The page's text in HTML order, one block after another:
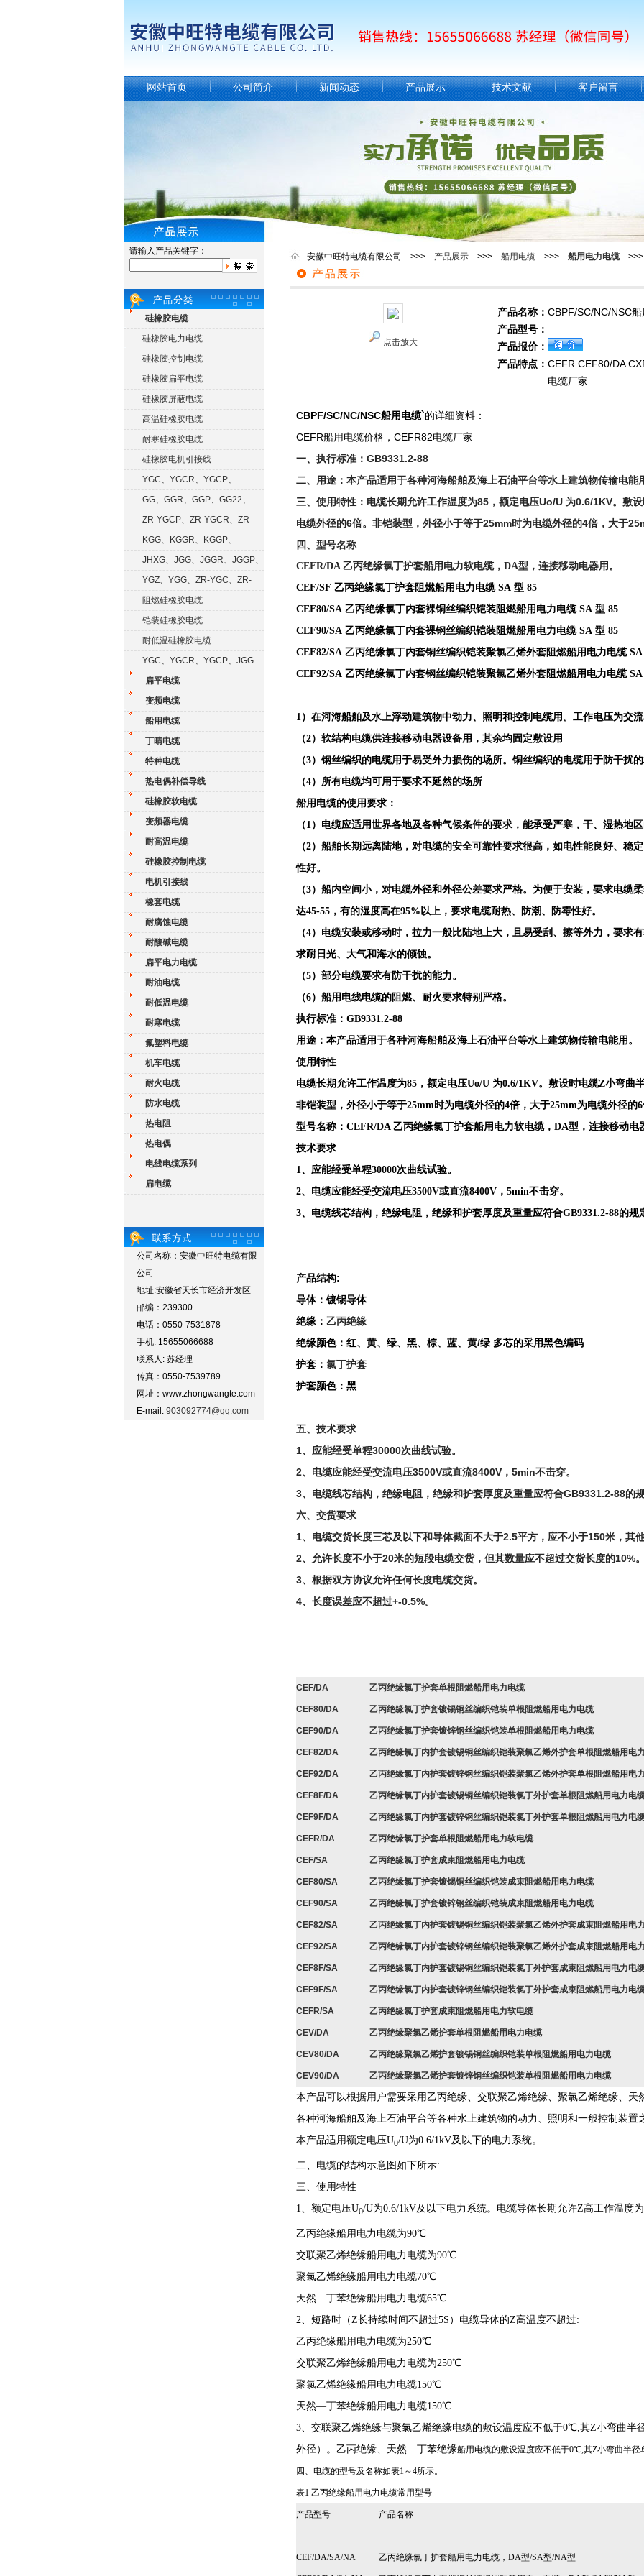
网站首页 公司简介 新闻动态 产品展示 技术文献 客户留言
请输入产品关键字：
硅橡胶电缆
硅橡胶电力电缆
硅橡胶控制电缆
硅橡胶扁平电缆
硅橡胶屏蔽电缆
高温硅橡胶电缆
耐寒硅橡胶电缆
硅橡胶电机引接线
YGC、YGCR、YGCP、
YGCRP
GG、GGR、GGP、GG22、
GGRP
ZR-YGCP、ZR-YGCR、ZR-
YGCRP
KGG、KGGR、KGGP、
KGGRP
JHXG、JGG、JGGR、JGGP、
JGGFYGZ、YGG、ZR-YGC、ZR-
KGG阻燃硅橡胶电缆
铠装硅橡胶电缆
耐低温硅橡胶电缆
YGC、YGCR、YGCP、JGG
扁平电缆
变频电缆
船用电缆
丁晴电缆
特种电缆
热电偶补偿导线
硅橡胶软电缆
变频器电缆
耐高温电缆
硅橡胶控制电缆
电机引接线
橡套电缆
耐腐蚀电缆
耐酸碱电缆
扁平电力电缆
耐油电缆
耐低温电缆
耐寒电缆
氟塑料电缆
机车电缆
耐火电缆
防水电缆
热电阻
热电偶
电线电缆系列
扁电缆
公司名称：安徽中旺特电缆有限
公司
地址:安徽省天长市经济开发区
邮编：239300
电话：0550-7531878
手机: 15655066688
联系人: 苏经理
传真：0550-7539789
网址：www.zhongwangte.com
E-mail: 903092774@qq.com
安徽中旺特电缆有限公司 >>> 产品展示 >>> 船用电缆 >>> 船用电力电缆>>>
点击放大
产品名称： CBPF/SC/NC/NSC
产品型号：
产品报价：
产品特点： CEFR CEF80/DA
电缆厂家
CBPF/SC/NC/NSC船用电缆`的详细资料：
CEFR船用电缆价格，CEFR82电缆厂家
一、执行标准：GB9331.2-88
二、用途：本产品适用于各种河海船舶及海上石油平台等水上建筑物传输电能
三、使用特性：电缆长期允许工作温度为85，额定电压Uo/U 为0.6/1KV。敷
电缆外径的6倍。非铠装型，外径小于等于25mm时为电缆外径的4倍，大于
四、型号名称
CEFR/DA 乙丙绝缘氯丁护套船用电力软电缆，DA型，连接移动电器用。
CEF/SF 乙丙绝缘氯丁护套阻燃船用电力电缆 SA 型 85
CEF80/SA 乙丙绝缘氯丁内套裸铜丝编织铠装阻燃船用电力电缆 SA 型 85
CEF90/SA 乙丙绝缘氯丁内套裸钢丝编织铠装阻燃船用电力电缆 SA 型 85
CEF82/SA 乙丙绝缘氯丁内套铜丝编织铠装聚氯乙烯外套阻燃船用电力电缆 SA
CEF92/SA 乙丙绝缘氯丁内套钢丝编织铠装聚氯乙烯外套阻燃船用电力电缆 SA
1）在河海船舶及水上浮动建筑物中动力、照明和控制电缆用。工作电压为交
（2）软结构电缆供连接移动电器设备用，其余均固定敷设用
（3）钢丝编织的电缆用于易受外力损伤的场所。铜丝编织的电缆用于防干扰
（4）所有电缆均可用于要求不延然的场所
船用电缆的使用要求：
（1）电缆应适用世界各地及各种气候条件的要求，能承受严寒，干、湿热地区
（2）船舶长期远离陆地，对电缆的安全可靠性要求很高，如电性能良好、稳
性好。
（3）船内空间小，对电缆外径和外径公差要求严格。为便于安装，要求电缆
达45-55，有的湿度高在95%以上，要求电缆耐热、防潮、防霉性好。
（4）电缆安装或移动时，拉力一般比陆地上大，且易受刮、擦等外力，要求
求耐日光、大气和海水的倾蚀。
（5）部分电缆要求有防干扰的能力。
（6）船用电线电缆的阻燃、耐火要求特别严格。
执行标准： GB9331.2-88
用途：本产品适用于各种河海船舶及海上石油平台等水上建筑物传输电能用。
使用特性
电缆长期允许工作温度为85，额定电压Uo/U 为0.6/1KV。敷设时电缆Z小弯曲
非铠装型，外径小于等于25mm时为电缆外径的4倍，大于25mm为电缆外径的6
型号名称： CEFR/DA 乙丙绝缘氯丁护套船用电力软电缆，DA型，连接移动电
技术要求
1、应能经受单程30000次曲线试验。
2、电缆应能经受交流电压3500V或直流8400V，5min不击穿。
3、电缆线芯结构，绝缘电阻，绝缘和护套厚度及重量应符合GB9331.2-88的规
产品结构:
导体：镀锡导体
绝缘： 乙丙绝缘
绝缘颜色：红、黄、绿、黑、棕、蓝、黄/绿 多芯的采用黑色编码
护套： 氯丁护套
护套颜色：黑
五、技术要求
1、应能经受单程30000次曲线试验。
2、电缆应能经受交流电压3500V或直流8400V，5min不击穿。
3、电缆线芯结构，绝缘电阻，绝缘和护套厚度及重量应符合GB9331.2-88的规
六、交货要求
1、电缆交货长度三芯及以下和导体截面不大于2.5平方，应不小于150米，其他
2、允许长度不小于20米的短段电缆交货，但其数量应不超过交货长度的10%。
3、根据双方协议允许任何长度电缆交货。
4、长度误差应不超过+-0.5%。
CEF/DA 乙丙绝缘氯丁护套单根阻燃船用电力电缆
CEF80/DA 乙丙绝缘氯丁护套镀锡铜丝编织铠装单根阻燃船用电力电缆
CEF90/DA 乙丙绝缘氯丁护套镀锌钢丝编织铠装单根阻燃船用电力电缆
CEF82/DA 乙丙绝缘氯丁内护套镀锡铜丝编织铠装聚氯乙烯外护套单根阻燃船用电
CEF92/DA 乙丙绝缘氯丁内护套镀锌钢丝编织铠装聚氯乙烯外护套单根阻燃船用电
CEF8F/DA 乙丙绝缘氯丁内护套镀锡铜丝编织铠装氯丁外护套单根阻燃船用电力电
CEF9F/DA 乙丙绝缘氯丁内护套镀锌钢丝编织铠装氯丁外护套单根阻燃船用电力电
CEFR/DA 乙丙绝缘氯丁护套单根阻燃船用电力软电缆
CEF/SA 乙丙绝缘氯丁护套成束阻燃船用电力电缆
CEF80/SA 乙丙绝缘氯丁护套镀锡铜丝编织铠装成束阻燃船用电力电缆
CEF90/SA 乙丙绝缘氯丁护套镀锌钢丝编织铠装成束阻燃船用电力电缆
CEF82/SA 乙丙绝缘氯丁内护套镀锡铜丝编织铠装聚氯乙烯外护套成束阻燃船用电
CEF92/SA 乙丙绝缘氯丁内护套镀锌钢丝编织铠装聚氯乙烯外护套成束阻燃船用电
CEF8F/SA 乙丙绝缘氯丁内护套镀锡铜丝编织铠装氯丁外护套成束阻燃船用电力电
CEF9F/SA 乙丙绝缘氯丁内护套镀锌钢丝编织铠装氯丁外护套成束阻燃船用电力电
CEFR/SA 乙丙绝缘氯丁护套成束阻燃船用电力软电缆
CEV/DA 乙丙绝缘聚氯乙烯护套单根阻燃船用电力电缆
CEV80/DA 乙丙绝缘聚氯乙烯护套镀锡铜丝编织铠装单根阻燃船用电力电缆
CEV90/DA 乙丙绝缘聚氯乙烯护套镀锌钢丝编织铠装单根阻燃船用电力电缆
本产品可以根据用户需要采用乙丙绝缘、交联聚乙烯绝缘、聚氯乙烯绝缘、
各种河海船舶及海上石油平台等各种水上建筑物的动力、照明和一般控制装置
本产品适用额定电压U0/U为0.6/1kV及以下的电力系统。
二、电缆的结构示意图如下所示:
三、使用特性
1、额定电压U0/U为0.6/1kV及以下电力系统。电缆导体长期允许Z高工作温度为
乙丙绝缘船用电力电缆为90℃
交联聚乙烯绝缘船用电力电缆为90℃
聚氯乙烯绝缘船用电力电缆70℃
天然—丁苯绝缘船用电力电缆65℃
2、短路时（Z长持续时间不超过5S）电缆导体的Z高温度不超过:
乙丙绝缘船用电力电缆为250℃
交联聚乙烯绝缘船用电力电缆为250℃
聚氯乙烯绝缘船用电力电缆150℃
天然—丁苯绝缘船用电力电缆150℃
3、交联聚乙烯绝缘与聚氯乙烯绝缘电缆的敷设温度应不低于0℃,其Z小弯曲半
外径）。乙丙绝缘、天然—丁苯绝缘船用电缆的敷设温度应不低于0℃,其Z小弯曲半径
四、电缆的型号及名称如表1～4所示。
表1 乙丙绝缘船用电力电缆常用型号
产品型号 产品名称
CEF/DA/SA/NA 乙丙绝缘氯丁护套船用电力电缆，DA型/SA型/NA型